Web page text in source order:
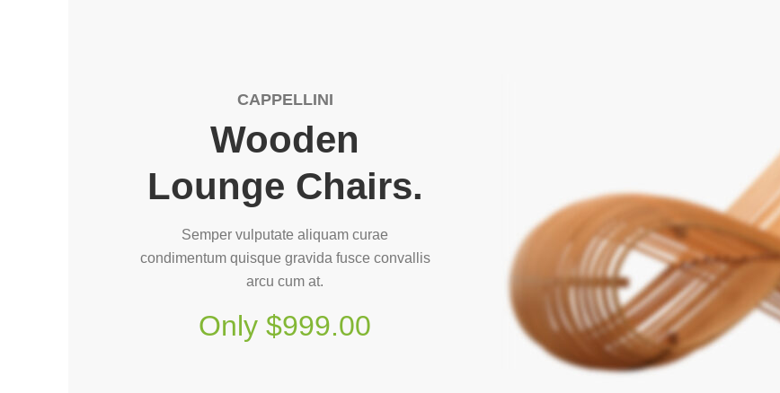
CAPPELLINI
Wooden
Lounge Chairs.
Semper vulputate aliquam curae
condimentum quisque gravida fusce convallis
arcu cum at.
Only $999.00